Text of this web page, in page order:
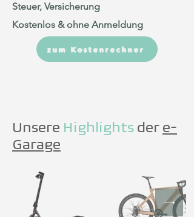
Steuer, Versicherung
Kostenlos & ohne Anmeldung
zum Kostenrechner
Unsere Highlights der e-
Garage